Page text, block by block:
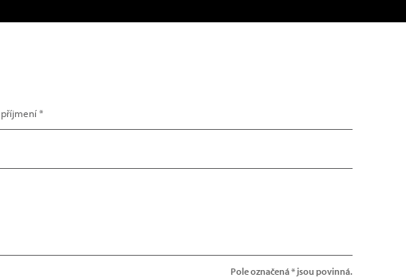
Pole označená * jsou povinná.